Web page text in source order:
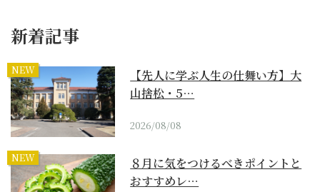
新着記事
NEW
【先人に学ぶ人生の仕舞い方】大
山捨松・5…
2026/08/08
NEW
８月に気をつけるべきポイントと
おすすめレ…